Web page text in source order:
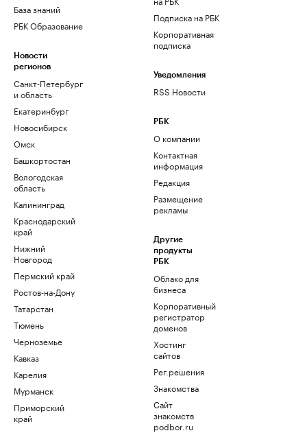
База знаний
РБК Образование
Новости
регионов
Санкт-Петербург
и область
Екатеринбург
Новосибирск
Омск
Башкортостан
Вологодская
область
Калининград
Краснодарский
край
Нижний
Новгород
Пермский край
Ростов-на-Дону
Татарстан
Тюмень
Черноземье
Кавказ
Карелия
Мурманск
Приморский
край
Подписка на РБК
Корпоративная
подписка
Уведомления
RSS Новости
РБК
О компании
Контактная
информация
Редакция
Размещение
рекламы
Другие
продукты
РБК
Облако для
бизнеса
Корпоративный
регистратор
доменов
Хостинг
сайтов
Рег.решения
Знакомства
Сайт
знакомств
podbor.ru